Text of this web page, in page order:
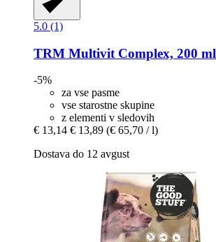
5.0 (1)
TRM Multivit Complex, 200 ml
-5%
za vse pasme
vse starostne skupine
z elementi v sledovih
€ 13,14 € 13,89 (€ 65,70 / l)
Dostava do 12 avgust